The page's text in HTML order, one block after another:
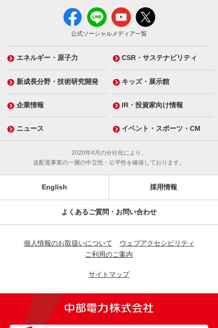
公式ソーシャルメディア一覧
エネルギー・原子力 CSR・サステナビリティ
新成長分野・技術研究開発 キッズ・展示館
企業情報 IR・投資家向け情報
ニュース イベント・スポーツ・CM
2020年4月の分社化により、
送配電事業の一層の中立性・公平性を確保しております。
English 採用情報
よくあるご質問・お問い合わせ
個人情報のお取扱いについて
ウェブアクセシビリティ
ご利用のご案内
サイトマップ